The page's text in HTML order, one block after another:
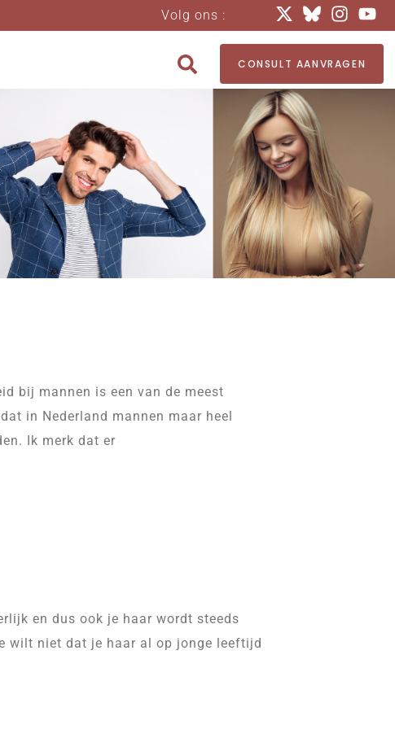
Volg ons :
CONSULT AANVRAGEN
bij mannen is een van de meest
in Nederland mannen maar heel
Ik merk dat er
en dus ook je haar wordt steeds
wilt niet dat je haar al op jonge leeftijd